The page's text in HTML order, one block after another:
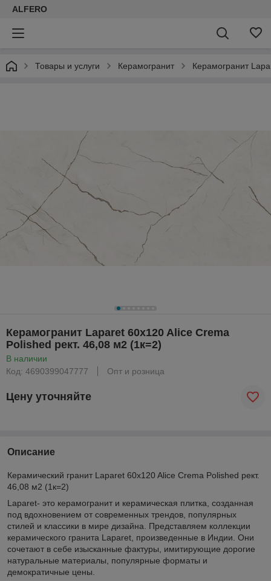
ALFERO
Товары и услуги Керамогранит Керамогранит
Керамогранит Laparet 60x120 Alice Crema
Polished рект. 46,08 м2 (1к=2)
В наличии
Код: 4690399047777
Опт и розница
Цену уточняйте
Описание
Керамический гранит Laparet 60x120 Alice Crema Polished рект.
46,08 м2 (1к=2)
Laparet- это керамогранит и керамическая плитка, созданная
под вдохновением от современных трендов, популярных
стилей и классики в мире дизайна. Представляем коллекции
керамического гранита Laparet, произведенные в Индии. Они
сочетают в себе изысканные фактуры, имитирующие дорогие
натуральные материалы, популярные форматы и
демократичные цены.